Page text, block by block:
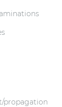
propagation